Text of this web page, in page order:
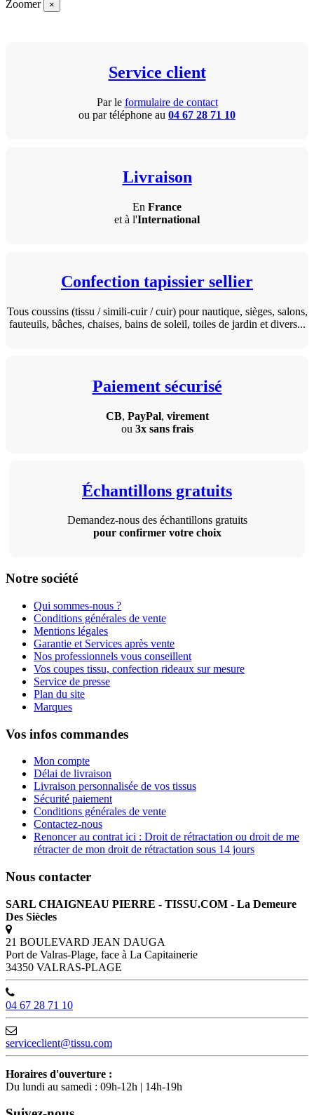
Zoomer ×
Service client
Par le formulaire de contact
ou par téléphone au 04 67 28 71 10
Livraison
En France
et à l'International
Confection tapissier sellier
Tous coussins (tissu / simili-cuir / cuir) pour nautique, sièges, salons,
fauteuils, bâches, chaises, bains de soleil, toiles de jardin et divers...
Paiement sécurisé
CB, PayPal, virement
ou 3x sans frais
Échantillons gratuits
Demandez-nous des échantillons gratuits
pour confirmer votre choix
Notre société
Qui sommes-nous ?
Conditions générales de vente
Mentions légales
Garantie et Services après vente
Nos professionnels vous conseillent
Vos coupes tissu, confection rideaux sur mesure
Service de presse
Plan du site
Marques
Vos infos commandes
Mon compte
Délai de livraison
Livraison personnalisée de vos tissus
Sécurité paiement
Conditions générales de vente
Contactez-nous
Renoncer au contrat ici : Droit de rétractation ou droit de me
rétracter de mon droit de rétractation sous 14 jours
Nous contacter
SARL CHAIGNEAU PIERRE - TISSU.COM - La Demeure
Des Siècles
21 BOULEVARD JEAN DAUGA
Port de Valras-Plage, face à La Capitainerie
34350 VALRAS-PLAGE
04 67 28 71 10
serviceclient@tissu.com
Horaires d'ouverture :
Du lundi au samedi : 09h-12h | 14h-19h